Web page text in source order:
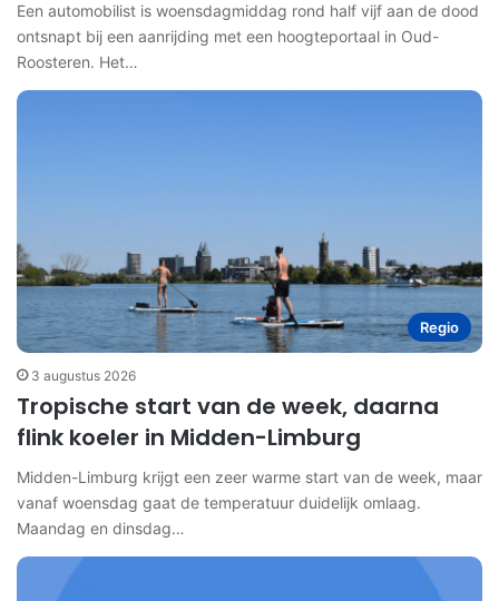
Een automobilist is woensdagmiddag rond half vijf aan de dood
ontsnapt bij een aanrijding met een hoogteportaal in Oud-
Roosteren. Het…
Regio
3 augustus 2026
Tropische start van de week, daarna
flink koeler in Midden-Limburg
Midden-Limburg krijgt een zeer warme start van de week, maar
vanaf woensdag gaat de temperatuur duidelijk omlaag.
Maandag en dinsdag…